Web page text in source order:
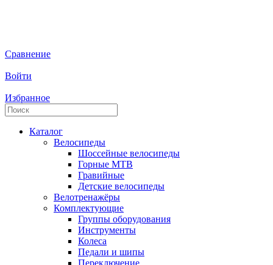
Сравнение
Войти
Избранное
Каталог
Велосипеды
Шоссейные велосипеды
Горные МTB
Гравийные
Детские велосипеды
Велотренажёры
Комплектующие
Группы оборудования
Инструменты
Колеса
Педали и шипы
Переключение